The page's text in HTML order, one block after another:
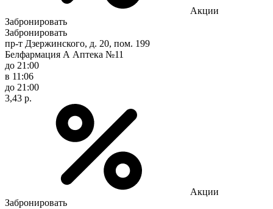
Акции
Забронировать
Забронировать
пр-т Дзержинского, д. 20, пом. 199
Белфармация А Аптека №11
до 21:00
в 11:06
до 21:00
3,43 р.
Акции
Забронировать